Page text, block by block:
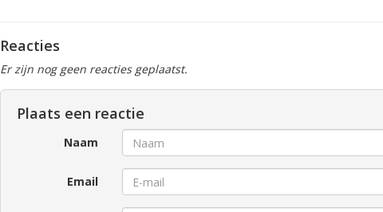
Reacties
Er zijn nog geen reacties geplaatst.
Plaats een reactie
Naam
Email